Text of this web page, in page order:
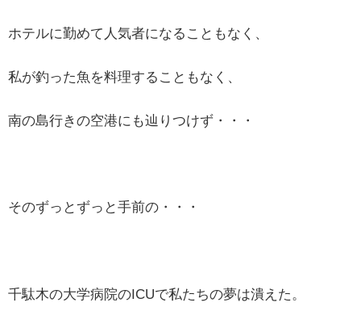
ホテルに勤めて人気者になることもなく、
私が釣った魚を料理することもなく、
南の島行きの空港にも辿りつけず・・・
そのずっとずっと手前の・・・
千駄木の大学病院のICUで私たちの夢は潰えた。